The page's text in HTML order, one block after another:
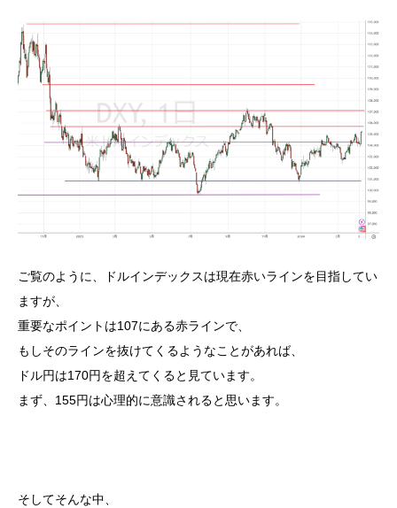
ご覧のように、ドルインデックスは現在赤いラインを目指してい
ますが、
重要なポイントは107にある赤ラインで、
もしそのラインを抜けてくるようなことがあれば、
ドル円は170円を超えてくると見ています。
まず、155円は心理的に意識されると思います。
そしてそんな中、